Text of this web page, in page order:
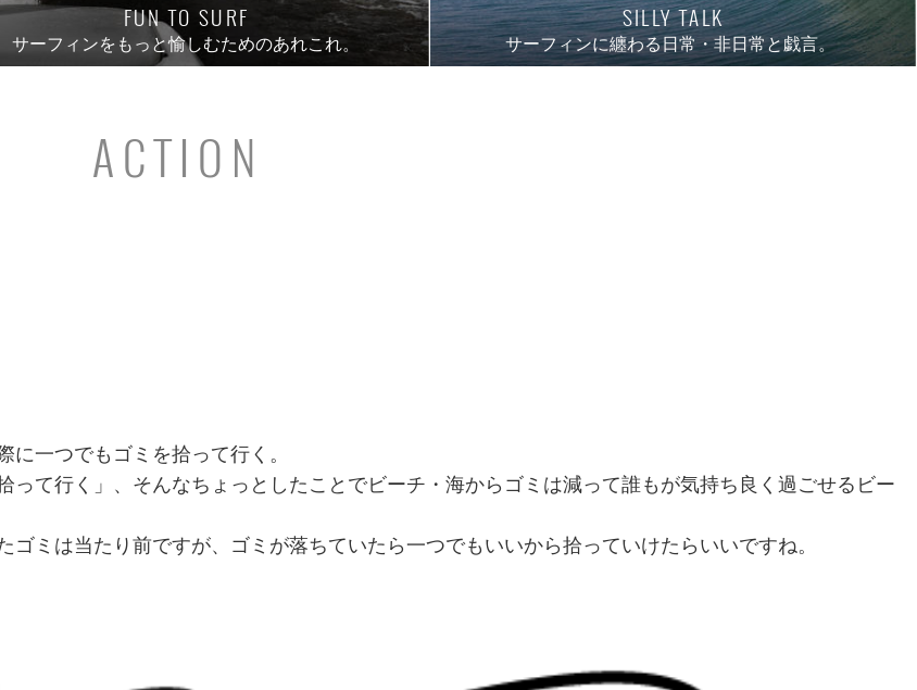
FUN TO SURF
サーフィンをもっと愉しむためのあれこれ。
SILLY TALK
サーフィンに纏わる日常・非日常と戯言。
ACTION
一つでもゴミを拾って行く。
て行く」、そんなちょっとしたことでビーチ・海からゴミは減って誰もが気持ち良く過ごせるビー
ミは当たり前ですが、ゴミが落ちていたら一つでもいいから拾っていけたらいいですね。